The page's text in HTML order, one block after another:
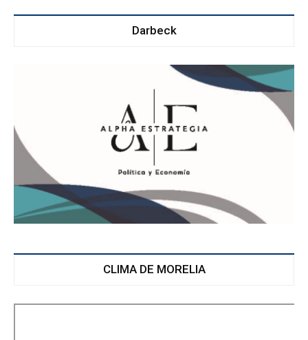
Darbeck
CLIMA DE MORELIA